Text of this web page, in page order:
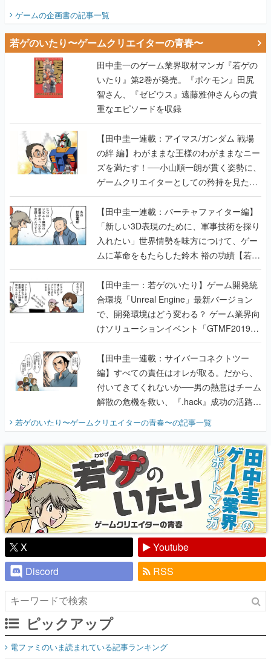
ビュー】
ゲームの企画書の記事一覧
若ゲのいたり〜ゲームクリエイターの青春〜
田中圭一のゲーム業界取材マンガ『若ゲの
いたり』第2巻が発売。『ポケモン』田尻
智さん、『ゼビウス』遠藤雅伸さんらの貴
重なエピソードを収録
【田中圭一連載：アイマス/ガンダム 戦場
の絆 編】わがままな王様のわがままなニー
ズを満たす！──小山順一朗が貫く姿勢に、
ゲームクリエイターとしての矜持を見た
【若ゲのいたり最終回】
【田中圭一連載：バーチャファイター編】
「新しい3D表現のために、軍事技術を採り
入れたい」世界情勢を味方につけて、ゲー
ムに革命をもたらした鈴木 裕の功績【若ゲ
のいたり】
【田中圭一：若ゲのいたり】ゲーム開発統
合環境「Unreal Engine」最新バージョン
で、開発環境はどう変わる？ ゲーム業界向
けソリューションイベント「GTMF2019」
に行って、より理解を深めよう【PR】
【田中圭一連載：サイバーコネクトツー
編】すべての責任はオレが取る。だから、
付いてきてくれないか──男の熱意はチーム
解散の危機を救い、『.hack』成功の活路を
開く。業界の快男児・松山 洋に流れる血は
『少年ジャンプ』色だった【若ゲのいた
り】
若ゲのいたり〜ゲームクリエイターの青春〜の記事一覧
X
Youtube
Discord
RSS
ピックアップ
電ファミのいま読まれている記事ランキング